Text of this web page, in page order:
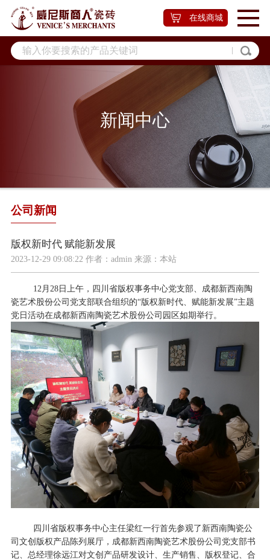
在线商城
新闻中心
公司新闻
版权新时代 赋能新发展
2023-12-29 09:08:22 作者：admin 来源：本站
12 月 28日上午，四川省版权事务中心党支部、成都新西南陶
瓷艺术股份公司党支部联合组织的“版权新时代、赋能新发展”主题
党日活动在成都新西南陶瓷艺术股份公司园区如期举行。
四川省版权事务中心主任梁红一行首先参观了新西南陶瓷公
司文创版权产品陈列展厅，成都新西南陶瓷艺术股份公司党支部书
记、总经理徐远江对文创产品研发设计、生产销售、版权登记、合